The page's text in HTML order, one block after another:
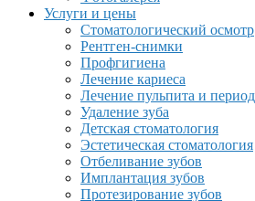
Услуги и цены
Стоматологический осмотр
Рентген-снимки
Профгигиена
Лечение кариеса
Лечение пульпита и
Удаление зуба
Детская стоматология
Эстетическая стоматология
Отбеливание зубов
Имплантация зубов
Протезирование зубов